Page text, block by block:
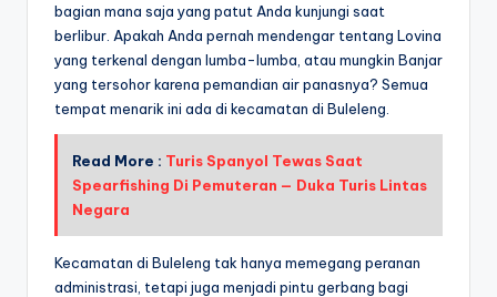
bagian mana saja yang patut Anda kunjungi saat
berlibur. Apakah Anda pernah mendengar tentang Lovina
yang terkenal dengan lumba-lumba, atau mungkin Banjar
yang tersohor karena pemandian air panasnya? Semua
tempat menarik ini ada di kecamatan di Buleleng.
Read More : Turis Spanyol Tewas Saat
Spearfishing Di Pemuteran — Duka Turis Lintas
Negara
Kecamatan di Buleleng tak hanya memegang peranan
administrasi, tetapi juga menjadi pintu gerbang bagi